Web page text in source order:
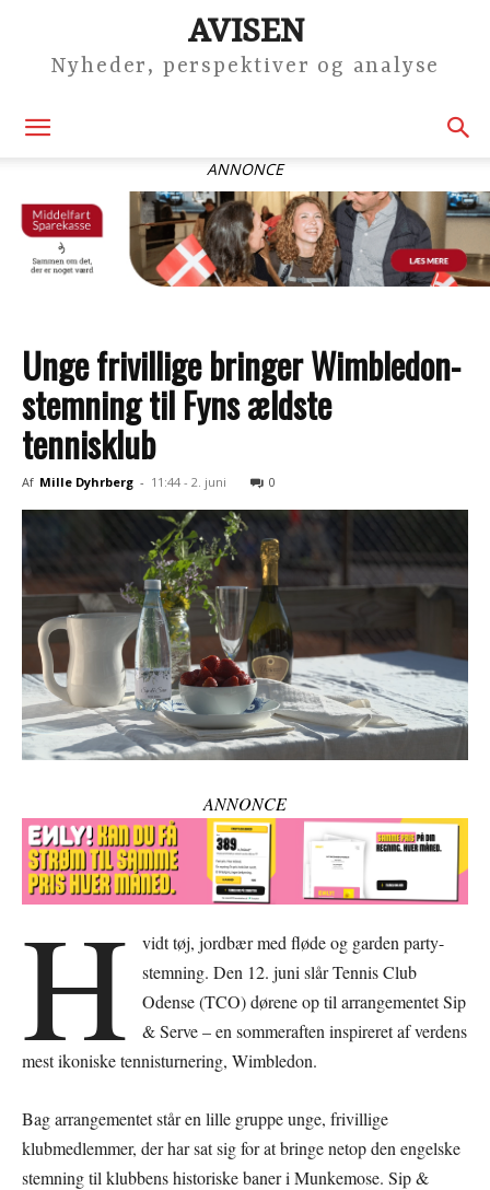
AVISEN
Nyheder, perspektiver og analyse
ANNONCE
Unge frivillige bringer Wimbledon-
stemning til Fyns ældste
tennisklub
Af Mille Dyhrberg - 11:44 - 2. juni 0
ANNONCE
H
vidt tøj, jordbær med fløde og garden party-
stemning. Den 12. juni slår Tennis Club
Odense (TCO) dørene op til arrangementet Sip
& Serve – en sommeraften inspireret af verdens
mest ikoniske tennisturnering, Wimbledon.
Bag arrangementet står en lille gruppe unge, frivillige
klubmedlemmer, der har sat sig for at bringe netop den engelske
stemning til klubbens historiske baner i Munkemose. Sip &